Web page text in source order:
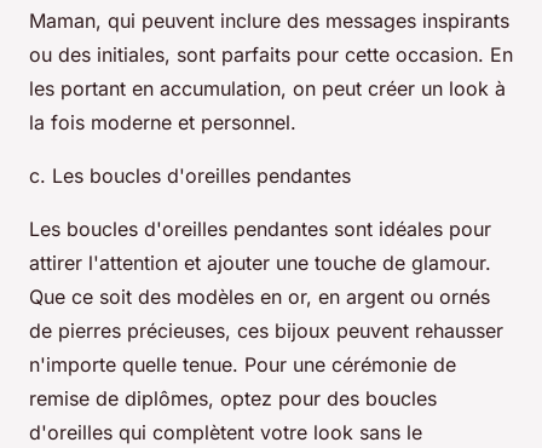
Maman, qui peuvent inclure des messages inspirants
ou des initiales, sont parfaits pour cette occasion. En
les portant en accumulation, on peut créer un look à
la fois moderne et personnel.
c. Les boucles d'oreilles pendantes
Les boucles d'oreilles pendantes sont idéales pour
attirer l'attention et ajouter une touche de glamour.
Que ce soit des modèles en or, en argent ou ornés
de pierres précieuses, ces bijoux peuvent rehausser
n'importe quelle tenue. Pour une cérémonie de
remise de diplômes, optez pour des boucles
d'oreilles qui complètent votre look sans le